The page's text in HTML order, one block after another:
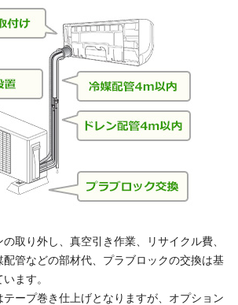
の取り外し、真空引き作業、リサイクル費、
配管などの部材代、プラブロックの交換は基
ます。
テープ巻き仕上げとなりますが、オプション